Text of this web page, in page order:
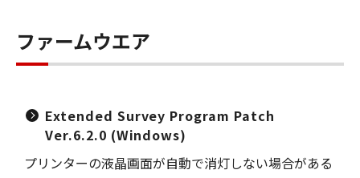
ファームウエア
Extended Survey Program Patch
Ver.6.2.0 (Windows)
プリンターの液晶画面が自動で消灯しない場合がある